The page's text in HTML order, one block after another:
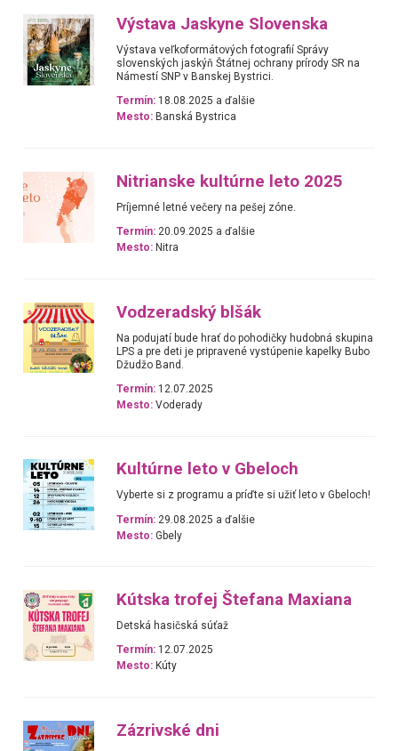
Výstava Jaskyne Slovenska
Výstava veľkoformátových fotografií Správy
slovenských jaskýň Štátnej ochrany prírody SR na
Námestí SNP v Banskej Bystrici.
Termín: 18.08.2025 a ďalšie
Mesto: Banská Bystrica
Nitrianske kultúrne leto 2025
Príjemné letné večery na pešej zóne.
Termín: 20.09.2025 a ďalšie
Mesto: Nitra
Vodzeradský blšák
Na podujatí bude hrať do pohodičky hudobná skupina
LPS a pre deti je pripravené vystúpenie kapelky Bubo
Džudžo Band.
Termín: 12.07.2025
Mesto: Voderady
Kultúrne leto v Gbeloch
Vyberte si z programu a príďte si užiť leto v Gbeloch!
Termín: 29.08.2025 a ďalšie
Mesto: Gbely
Kútska trofej Štefana Maxiana
Detská hasičská súťaž
Termín: 12.07.2025
Mesto: Kúty
Zázrivské dni